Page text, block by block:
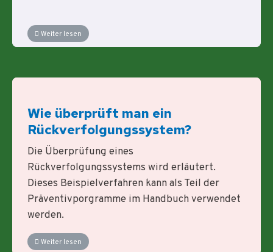
Weiter lesen
Wie überprüft man ein
Rückverfolgungssystem?
Die Überprüfung eines
Rückverfolgungssystems wird erläutert.
Dieses Beispielverfahren kann als Teil der
Präventivporgramme im Handbuch verwendet
werden.
Weiter lesen